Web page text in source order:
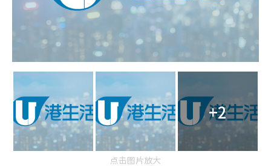
+2
点击图片放大